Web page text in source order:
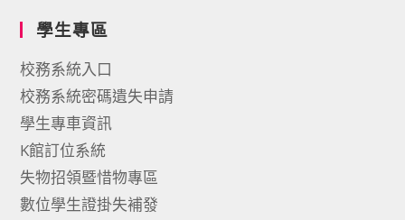
學生專區
校務系統入口
校務系統密碼遺失申請
學生專車資訊
K館訂位系統
失物招領暨惜物專區
數位學生證掛失補發